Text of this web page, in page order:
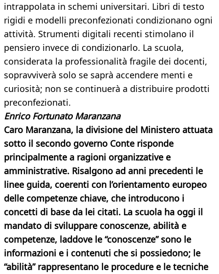
intrappolata in schemi universitari. Libri di testo
rigidi e modelli preconfezionati condizionano ogni
attività. Strumenti digitali recenti stimolano il
pensiero invece di condizionarlo. La scuola,
considerata la professionalità fragile dei docenti,
sopravviverà solo se saprà accendere menti e
curiosità; non se continuerà a distribuire prodotti
preconfezionati.
Enrico Fortunato Maranzana
Caro Maranzana, la divisione del Ministero attuata
sotto il secondo governo Conte risponde
principalmente a ragioni organizzative e
amministrative. Risalgono ad anni precedenti le
linee guida, coerenti con l’orientamento europeo
delle competenze chiave, che introducono i
concetti di base da lei citati. La scuola ha oggi il
mandato di sviluppare conoscenze, abilità e
competenze, laddove le “conoscenze” sono le
informazioni e i contenuti che si possiedono; le
“abilità” rappresentano le procedure e le tecniche